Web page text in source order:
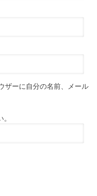
ザーに自分の名前、メール